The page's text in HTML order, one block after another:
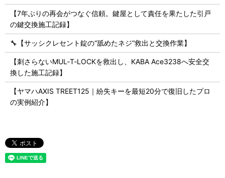
【7年ぶりの再会がつなぐ信頼。鍵屋として責任を果たした引戸
の鍵交換施工記録】
🔧【サッシクレセント錠の“舐めたネジ”救出と交換作業】
【刺さらないMUL‑T‑LOCKを救出し、KABA Ace3238へ安全交
換した施工記録】
【ヤマハAXIS TREET125｜紛失キーを最短20分で復旧したプロ
の実例紹介】